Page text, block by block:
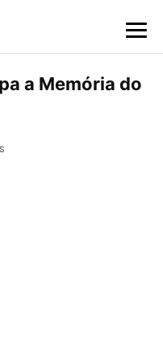
a Memória do